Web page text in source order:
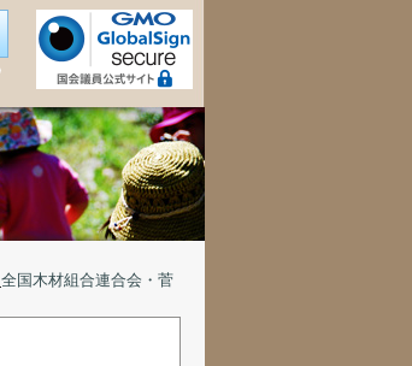
全国木材組合連合会・菅